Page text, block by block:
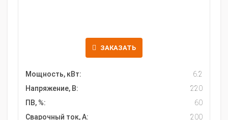
ЗАКАЗАТЬ
Мощность, кВт:
6.2
Напряжение, В:
220
ПВ, %:
60
Сварочный ток, А:
200